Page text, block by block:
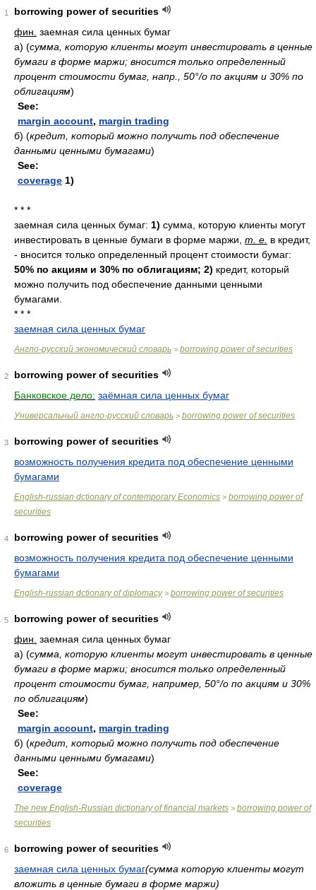
1
borrowing power of securities
фин. заемная сила ценных бумаг
а) (сумма, которую клиенты могут инвестировать в ценные
бумаги в форме маржи; вносится только определенный
процент стоимости бумаг, напр., 50°/о по акциям и 30% по
облигациям)
See:
margin account, margin trading
б) (кредит, который можно получить под обеспечение
данными ценными бумагами)
See:
coverage 1)
* * *
заемная сила ценных бумаг: 1) сумма, которую клиенты могут
инвестировать в ценные бумаги в форме маржи, т. е. в кредит,
- вносится только определенный процент стоимости бумаг:
50% по акциям и 30% по облигациям; 2) кредит, который
можно получить под обеспечение данными ценными
бумагами.
* * *
заемная сила ценных бумаг
Англо-русский экономический словарь > borrowing power of securities
2
borrowing power of securities
Банковское дело: заёмная сила ценных бумаг
Универсальный англо-русский словарь > borrowing power of securities
3
borrowing power of securities
возможность получения кредита под обеспечение ценными
бумагами
English-russian dctionary of contemporary Economics > borrowing power of
securities
4
borrowing power of securities
возможность получения кредита под обеспечение ценными
бумагами
English-russian dctionary of diplomacy> borrowing power of securities
5
borrowing power of securities
фин. заемная сила ценных бумаг
а) (сумма, которую клиенты могут инвестировать в ценные
бумаги в форме маржи; вносится только определенный
процент стоимости бумаг, например, 50°/о по акциям и 30%
по облигациям)
See:
margin account, margin trading
б) (кредит, который можно получить под обеспечение
данными ценными бумагами)
See:
coverage
The new English-Russian dictionary of financial markets > borrowing power of
securities
6
borrowing power of securities
заемная сила ценных бумаг(сумма которую клиенты могут
вложить в ценные бумаги в форме маржи)